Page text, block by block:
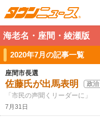
海老名・座間・綾瀬版
2020年7月の記事一覧
座間市長選
佐藤氏が出馬表明 政治
「市民の声聞くリーダーに」
7月31日